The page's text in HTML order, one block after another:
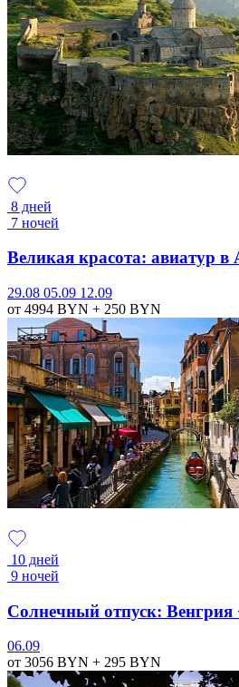
8 дней
7 ночей
Великая красота: авиатур
29.08 05.09 12.09
от 4994 BYN + 250 BYN
10 дней
9 ночей
Солнечный отпуск: Венгрия
06.09
от 3056 BYN + 295 BYN